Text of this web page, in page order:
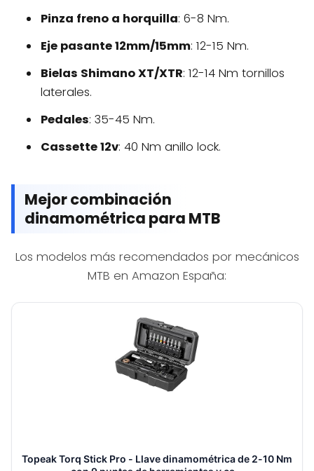
Pinza freno a horquilla: 6-8 Nm.
Eje pasante 12mm/15mm: 12-15 Nm.
Bielas Shimano XT/XTR: 12-14 Nm tornillos
laterales.
Pedales: 35-45 Nm.
Cassette 12v: 40 Nm anillo lock.
Mejor combinación
dinamométrica para MTB
Los modelos más recomendados por mecánicos
MTB en Amazon España:
Topeak Torq Stick Pro - Llave dinamométrica de 2-10 Nm